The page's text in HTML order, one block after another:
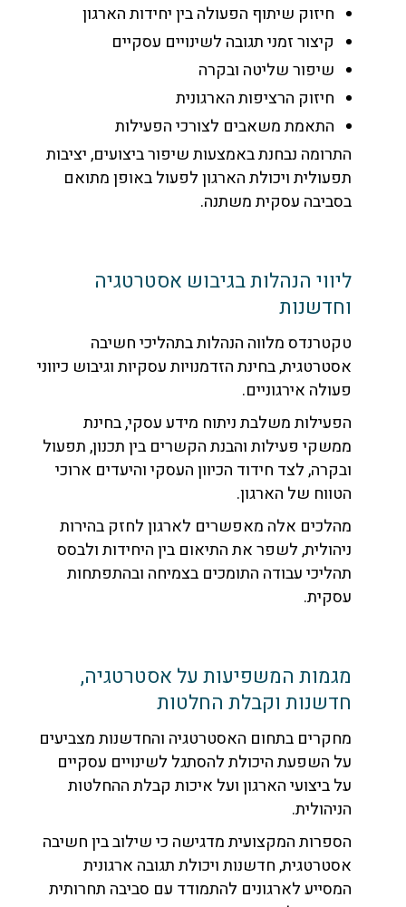
חיזוק שיתוף הפעולה בין יחידות הארגון
קיצור זמני תגובה לשינויים עסקיים
שיפור שליטה ובקרה
חיזוק הרציפות הארגונית
התאמת משאבים לצורכי הפעילות
התרומה נבחנת באמצעות שיפור ביצועים, יציבות
תפעולית ויכולת הארגון לפעול באופן מתואם
בסביבה עסקית משתנה.
ליווי הנהלות בגיבוש אסטרטגיה
וחדשנות
טקטרנדס מלווה הנהלות בתהליכי חשיבה
אסטרטגית, בחינת הזדמנויות עסקיות וגיבוש כיווני
פעולה אירגוניים.
הפעילות משלבת ניתוח מידע עסקי, בחינת
ממשקי פעילות והבנת הקשרים בין תכנון, תפעול
ובקרה, לצד חידוד הכיוון העסקי והיעדים ארוכי
הטווח של הארגון.
מהלכים אלה מאפשרים לארגון לחזק בהירות
ניהולית, לשפר את התיאום בין היחידות ולבסס
תהליכי עבודה התומכים בצמיחה ובהתפתחות
עסקית.
מגמות המשפיעות על אסטרטגיה,
חדשנות וקבלת החלטות
מחקרים בתחום האסטרטגיה והחדשנות מצביעים
על השפעת היכולת להסתגל לשינויים עסקיים
על ביצועי הארגון ועל איכות קבלת ההחלטות
הניהולית.
הספרות המקצועית מדגישה כי שילוב בין חשיבה
אסטרטגית, חדשנות ויכולת תגובה ארגונית
המסייע לארגונים להתמודד עם סביבה תחרותית